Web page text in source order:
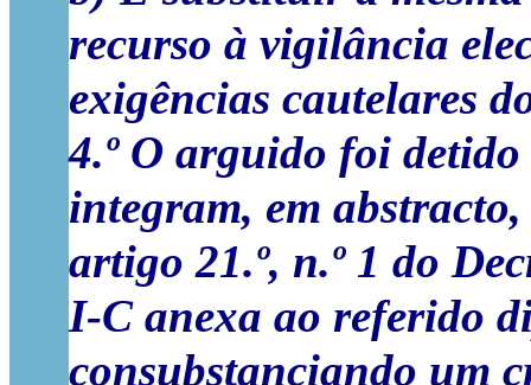
recurso à vigilância
exigências cautelares
4.º O arguido foi
integram, em
artigo 21.º, n.º 1 do
I-C anexa ao referido
consubstanciando um